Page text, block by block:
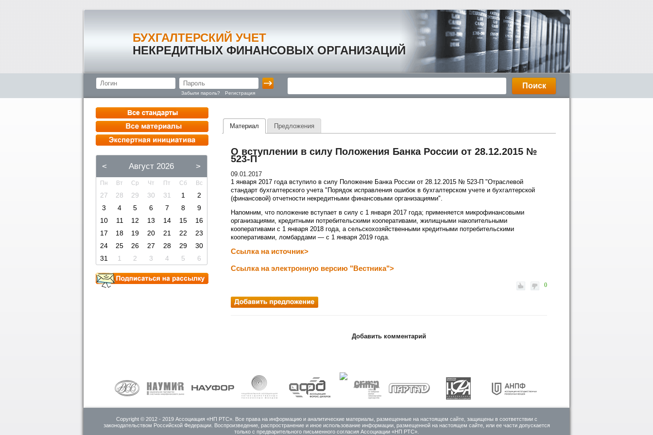
БУХГАЛТЕРСКИЙ УЧЕТ
НЕКРЕДИТНЫХ ФИНАНСОВЫХ ОРГАНИЗАЦИЙ
Забыли пароль? Регистрация
< Август 2026 >
Пн Вт Ср Чт Пт Сб Вс
27 28 29 30 31 1
2
3
4 5 6 7 8
9
10
11 12 13 14 15
16
17
18 19 20 21 22
23
24
25 26 27 28 29
30
31
1 2 3 4 5 6
Материал Предложения
О вступлении в силу Положения Банка России от 28.12.2015 №
523-П
09.01.2017
1 января 2017 года вступило в силу Положение Банка России от 28.12.2015 № 523-П "Отраслевой
стандарт бухгалтерского учета "Порядок исправления ошибок в бухгалтерском учете и бухгалтерской
(финансовой) отчетности некредитными финансовыми организациями".
Напомним, что положение вступает в силу с 1 января 2017 года; применяется микрофинансовыми
организациями, кредитными потребительскими кооперативами, жилищными накопительными
кооперативами с 1 января 2018 года, а сельскохозяйственными кредитными потребительскими
кооперативами, ломбардами — с 1 января 2019 года.
Ссылка на источник>
Ссылка на электронную версию "Вестника">
0
Добавить комментарий
Copyright © 2012 - 2019 Ассоциация «НП РТС». Все права на информацию и аналитические материалы, размещенные на настоящем сайте, защищены в соответствии с
законодательством Российской Федерации. Воспроизведение, распространение и иное использование информации, размещенной на настоящем сайте, или ее части допускается
только с предварительного письменного согласия Ассоциации «НП РТС».